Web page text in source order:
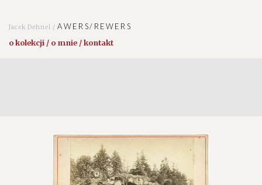
Jacek Dehnel /AWERS/REWERS
o kolekcji / o mnie / kontakt